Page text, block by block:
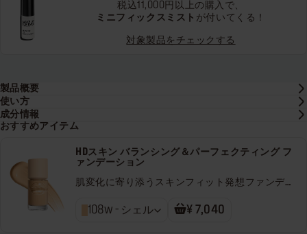
税込11,000円以上の購入で、
ミニフィックスミスト が付いてくる！
対象製品をチェックする
製品概要
使い方
成分情報
おすすめアイテム
HDスキン バランシング＆パーフェクティング フ
ァンデーション
肌変化に寄り添うスキンフィット発想ファンデー
108w - シェル ¥ 7,040